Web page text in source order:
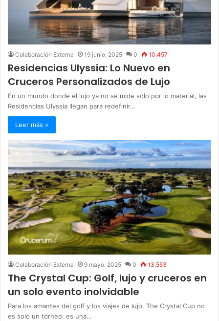
Colaboración Externa 19 junio, 2025 0 10.457
Residencias Ulyssia: Lo Nuevo en
Cruceros Personalizados de Lujo
En un mundo donde el lujo ya no se mide solo por lo material, las
Residencias Ulyssia llegan para redefinir…
Leer más »
Colaboración Externa 9 mayo, 2025 0 13.553
The Crystal Cup: Golf, lujo y cruceros en
un solo evento inolvidable
Para los amantes del golf y los viajes de lujo, The Crystal Cup no
es solo un torneo: es una…